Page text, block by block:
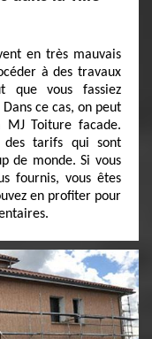
en très mauvais
à des travaux
que vous fassiez
ce cas, on peut
Toiture facade.
des tarifs qui sont
de monde. Si vous
fournis, vous êtes
en profiter pour